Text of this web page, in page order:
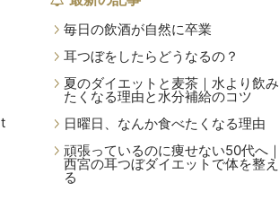
毎日の飲酒が自然に卒業
耳つぼをしたらどうなるの？
夏のダイエットと麦茶｜水より飲み
たくなる理由と水分補給のコツ
日曜日、なんか食べたくなる理由
頑張っているのに痩せない50代へ｜
西宮の耳つぼダイエットで体を整え
る